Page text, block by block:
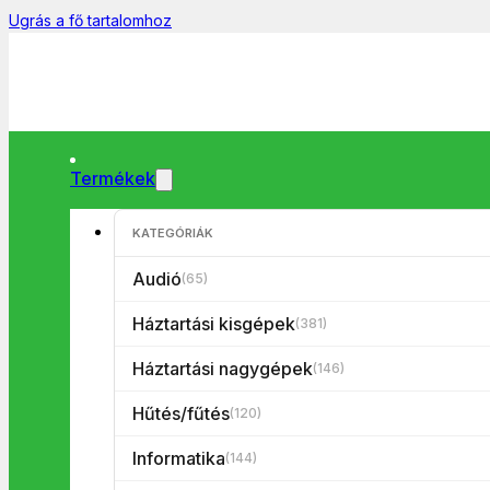
Ugrás a fő tartalomhoz
Termékek
KATEGÓRIÁK
Audió(65)
Háztartási kisgépek(381)
Háztartási nagygépek(146)
Hűtés/fűtés(120)
Informatika(144)